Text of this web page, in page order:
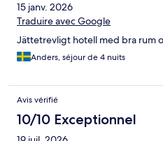
15 janv. 2026
Traduire avec Google
Jättetrevligt hotell med bra rum
Anders, séjour de 4 nuits
Avis vérifié
10/10 Exceptionnel